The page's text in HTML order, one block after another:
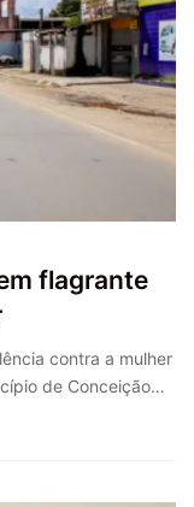
flagrante
contra a mulher
de Conceição…